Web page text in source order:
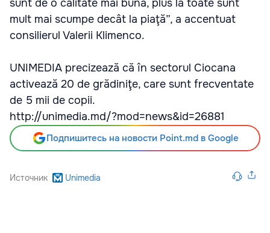
sunt de o calitate mai bună, plus la toate sunt
mult mai scumpe decât la piaţă”, a accentuat
consilierul Valerii Klimenco.
UNIMEDIA precizează că în sectorul Ciocana
activează 20 de grădiniţe, care sunt frecventate
de 5 mii de copii.
http://unimedia.md/?mod=news&id=26881
Подпишитесь на новости Point.md в Google
Источник Unimedia